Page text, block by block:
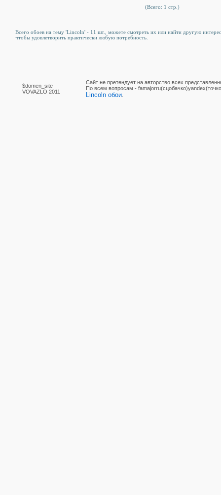
(Всего: 1 стр.)
Всего обоев на тему 'Lincoln' - 11 шт., можете смотреть их или найти другую
чтобы удовлетворить практически любую потребность.
$domen_site
VOVAZLO 2011
Сайт не претендует на авторство всех
По вcем вопросам -
Lincoln обои